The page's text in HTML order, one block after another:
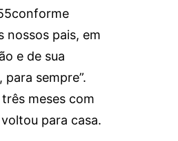
nossos pais, em
e de sua
sempre”.
meses com
para casa.